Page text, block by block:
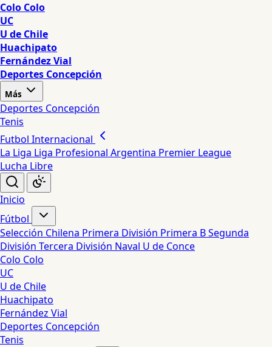
Colo Colo
UC
U de Chile
Huachipato
Fernández Vial
Deportes Concepción
Más
Deportes Concepción
Tenis
Futbol Internacional
La Liga Liga Profesional Argentina Premier League
Lucha Libre
Inicio
Fútbol
Selección Chilena Primera División Primera BSegunda
División Tercera División Naval U de Conce
Colo Colo
UC
U de Chile
Huachipato
Fernández Vial
Deportes Concepción
Tenis